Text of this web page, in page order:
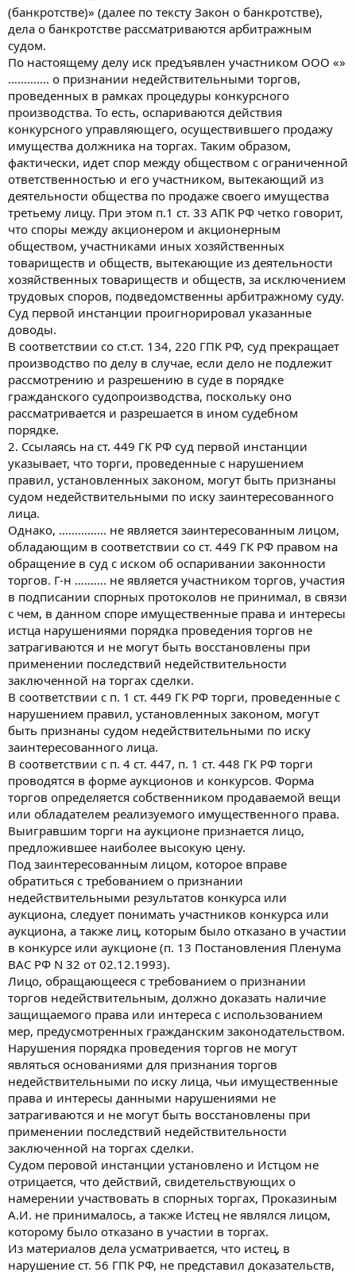
(банкротстве)» (далее по тексту Закон о банкротстве),
дела о банкротстве рассматриваются арбитражным
судом.
По настоящему делу иск предъявлен участником ООО «»
…………. о признании недействительными торгов,
проведенных в рамках процедуры конкурсного
производства. То есть, оспариваются действия
конкурсного управляющего, осуществившего продажу
имущества должника на торгах. Таким образом,
фактически, идет спор между обществом с ограниченной
ответственностью и его участником, вытекающий из
деятельности общества по продаже своего имущества
третьему лицу. При этом п.1 ст. 33 АПК РФ четко говорит,
что споры между акционером и акционерным
обществом, участниками иных хозяйственных
товариществ и обществ, вытекающие из деятельности
хозяйственных товариществ и обществ, за исключением
трудовых споров, подведомственны арбитражному суду.
Суд первой инстанции проигнорировал указанные
доводы.
В соответствии со ст.ст. 134, 220 ГПК РФ, суд прекращает
производство по делу в случае, если дело не подлежит
рассмотрению и разрешению в суде в порядке
гражданского судопроизводства, поскольку оно
рассматривается и разрешается в ином судебном
порядке.
2. Ссылаясь на ст. 449 ГК РФ суд первой инстанции
указывает, что торги, проведенные с нарушением
правил, установленных законом, могут быть признаны
судом недействительными по иску заинтересованного
лица.
Однако, …………... не является заинтересованным лицом,
обладающим в соответствии со ст. 449 ГК РФ правом на
обращение в суд с иском об оспаривании законности
торгов. Г-н ………. не является участником торгов, участия
в подписании спорных протоколов не принимал, в связи
с чем, в данном споре имущественные права и интересы
истца нарушениями порядка проведения торгов не
затрагиваются и не могут быть восстановлены при
применении последствий недействительности
заключенной на торгах сделки.
В соответствии с п. 1 ст. 449 ГК РФ торги, проведенные с
нарушением правил, установленных законом, могут
быть признаны судом недействительными по иску
заинтересованного лица.
В соответствии с п. 4 ст. 447, п. 1 ст. 448 ГК РФ торги
проводятся в форме аукционов и конкурсов. Форма
торгов определяется собственником продаваемой вещи
или обладателем реализуемого имущественного права.
Выигравшим торги на аукционе признается лицо,
предложившее наиболее высокую цену.
Под заинтересованным лицом, которое вправе
обратиться с требованием о признании
недействительными результатов конкурса или
аукциона, следует понимать участников конкурса или
аукциона, а также лиц, которым было отказано в участии
в конкурсе или аукционе (п. 13 Постановления Пленума
ВАС РФ N 32 от 02.12.1993).
Лицо, обращающееся с требованием о признании
торгов недействительным, должно доказать наличие
защищаемого права или интереса с использованием
мер, предусмотренных гражданским законодательством.
Нарушения порядка проведения торгов не могут
являться основаниями для признания торгов
недействительными по иску лица, чьи имущественные
права и интересы данными нарушениями не
затрагиваются и не могут быть восстановлены при
применении последствий недействительности
заключенной на торгах сделки.
Судом перовой инстанции установлено и Истцом не
отрицается, что действий, свидетельствующих о
намерении участвовать в спорных торгах, Проказиным
А.И. не принималось, а также Истец не являлся лицом,
которому было отказано в участии в торгах.
Из материалов дела усматривается, что истец, в
нарушение ст. 56 ГПК РФ, не представил доказательств,